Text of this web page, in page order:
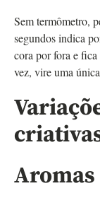
Sem termômetro,
segundos indica
cora por fora e
vez, vire uma
Aromas